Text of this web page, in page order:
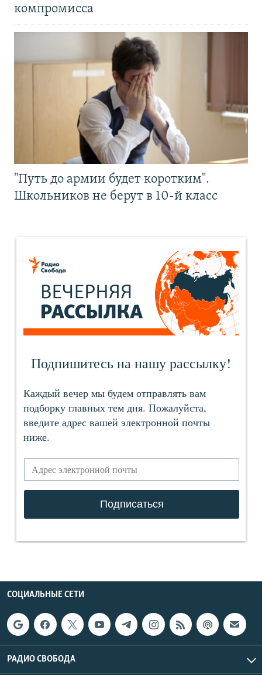
компромисса
"Путь до армии будет коротким".
Школьников не берут в 10-й класс
СОЦИАЛЬНЫЕ СЕТИ
РАДИО СВОБОДА